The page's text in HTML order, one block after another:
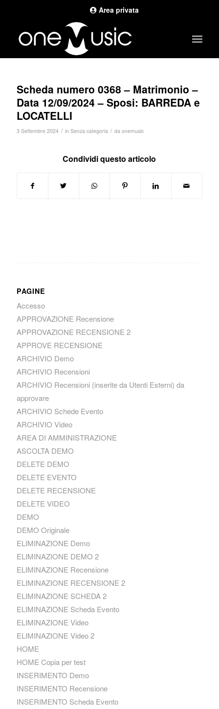
Area privata
Scheda numero 0368 – Matrimonio –
Data 12/09/2024 – Sposi: BARREDA e
LOCATELLI
3 Settembre 2024 / in Senza categoria / da onemusic
Condividi questo articolo
PAGINE
Accesso
APPROVAZIONE Recensione
APPROVAZIONE RECENSIONE 2
APPROVE RECENSIONE
ARCHIVIO Demo
ARCHIVIO Recensioni
ARCHIVIO Recensioni (inserite da Utenti Esterni) da
approvare
ARCHIVIO Schede Evento
ARCHIVIO Video
AREA DI AMMINISTRAZIONE
ASCOLTA DEMO
DELETE DEMO
DELETE EVENTO
DELETE RECENSIONE
DELETE VIDEO
DEMO
DEMO Originale
ELIMINAZIONE Demo
ELIMINAZIONE DEMO 2
ELIMINAZIONE Recensione
ELIMINAZIONE RECENSIONE 2
ELIMINAZIONE SCHEDA 2
ELIMINAZIONE Scheda Evento
ELIMINAZIONE Video
ELIMINAZIONE Video 2
HOME
HOME Copia per test
INSERIMENTO Demo
INSERIMENTO Recensione
INSERIMENTO Scheda Evento